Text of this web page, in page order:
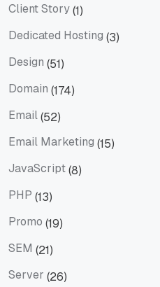
Client Story(1)
Dedicated Hosting (3)
Design (51)
Domain (174)
Email(52)
Email Marketing (15)
JavaScript(8)
PHP (13)
Promo (19)
SEM (21)
Server (26)